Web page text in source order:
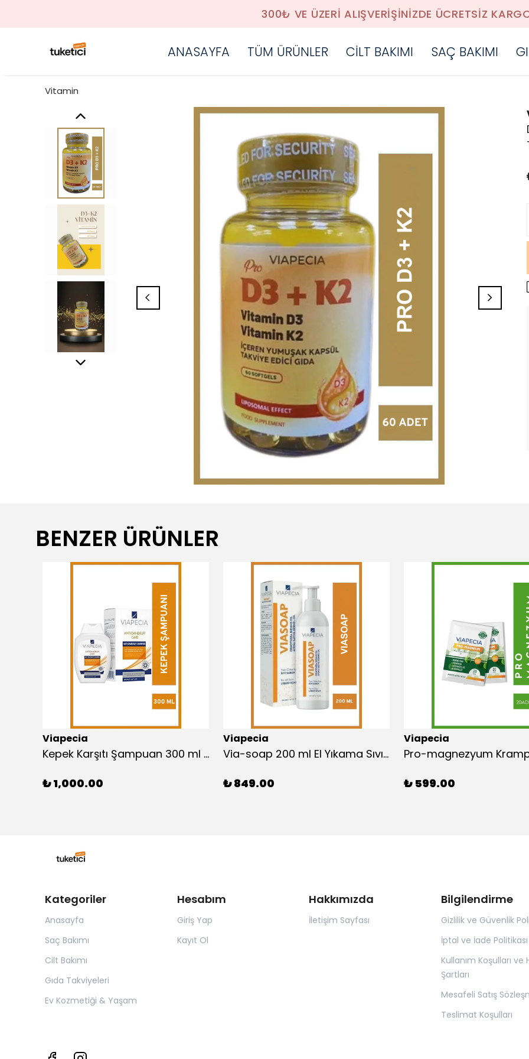
300₺ VE ÜZERİ ALIŞVERİŞİNİZDE ÜCRETSİZ
ANASAYFA TÜM ÜRÜNLER CİLT BAKIMI SAÇ BAKIMI
Vitamin
BENZER ÜRÜNLER
Viapecia
Kepek Karşıtı Şampuan 300 ml - Çay Ağacı Yağı ve Salisilik Asit ile Derinlemesine Temizler
₺ 1,000.00
Viapecia
Via-soap 200 ml El Yıkama Sıvı Sabunu - Çuha Çiçeği ve Beyaz Yulaf Yağı ile Nemlendirici Formül
₺ 849.00
Viapecia
₺ 599.00
Kategoriler
Anasayfa
Saç Bakımı
Cilt Bakımı
Gıda Takviyeleri
Ev Kozmetiği & Yaşam
Hesabım
Giriş Yap
Kayıt Ol
Hakkımızda
İletişim Sayfası
Bilgilendirme
Gizlilik ve Güvenlik
İptal ve İade Politikası
Kullanım Koşulları ve
Şartları
Mesafeli Satış
Teslimat Koşulları